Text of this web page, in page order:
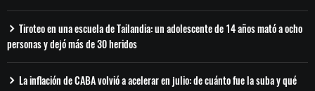
Tiroteo en una escuela de Tailandia: un adolescente de 14 años mató a ocho
personas y dejó más de 30 heridos
La inflación de CABA volvió a acelerar en julio: de cuánto fue la suba y qué